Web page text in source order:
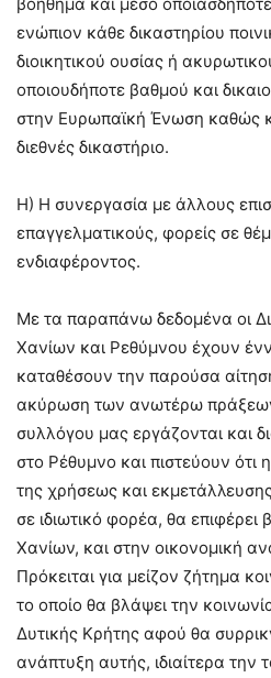
ενώπιον κάθε δικαστηρίου
διοικητικού ουσίας ή
οποιουδήποτε βαθμού και
στην Ευρωπαϊκή Ένωση καθώς
διεθνές δικαστήριο.
Η) Η συνεργασία με άλλους
επαγγελματικούς, φορείς σε
ενδιαφέροντος.
Με τα παραπάνω δεδομένα οι Δ
Χανίων και Ρεθύμνου έχουν
καταθέσουν την παρούσα
ακύρωση των ανωτέρω
συλλόγου μας εργάζονται και
στο Ρέθυμνο και πιστεύουν
της χρήσεως και
σε ιδιωτικό φορέα, θα
Χανίων, και στην οικονομική
Πρόκειται για μείζον ζήτημα
το οποίο θα βλάψει την
Δυτικής Κρήτης αφού θα
ανάπτυξη αυτής, ιδιαίτερα την